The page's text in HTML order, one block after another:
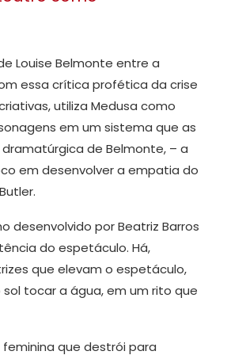
Louise Belmonte entre a
essa crítica profética da crise
utiliza Medusa como
em um sistema que as
de Belmonte, – a
em desenvolver a empatia do
desenvolvido por Beatriz Barros
do espetáculo. Há,
que elevam o espetáculo,
tocar a água, em um rito que
que destrói para